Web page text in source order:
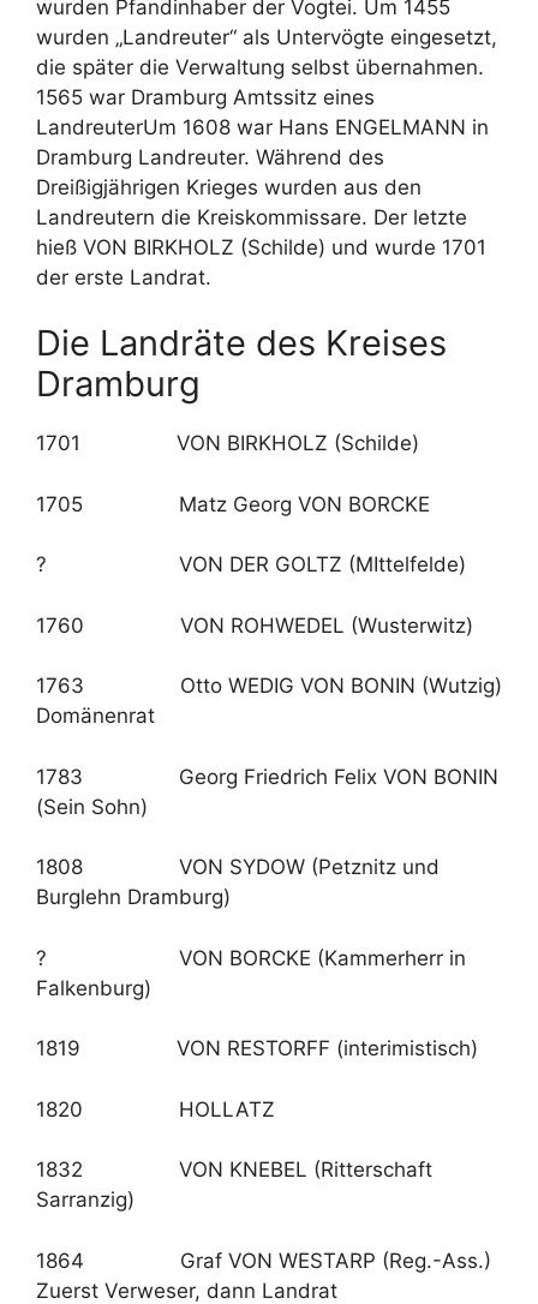
wurden Pfandinhaber der Vogtei. Um 1455
wurden „Landreuter“ als Untervögte eingesetzt,
die später die Verwaltung selbst übernahmen.
1565 war Dramburg Amtssitz eines
LandreuterUm 1608 war Hans ENGELMANN in
Dramburg Landreuter. Während des
Dreißigjährigen Krieges wurden aus den
Landreutern die Kreiskommissare. Der letzte
hieß VON BIRKHOLZ (Schilde) und wurde 1701
der erste Landrat.
Die Landräte des Kreises
Dramburg
1701 VON BIRKHOLZ (Schilde)
1705 Matz Georg VON BORCKE
? VON DER GOLTZ (MIttelfelde)
1760 VON ROHWEDEL (Wusterwitz)
1763 Otto WEDIG VON BONIN (Wutzig)
Domänenrat
1783 Georg Friedrich Felix VON BONIN
(Sein Sohn)
1808 VON SYDOW (Petznitz und
Burglehn Dramburg)
? VON BORCKE (Kammerherr in
Falkenburg)
1819 VON RESTORFF (interimistisch)
1820 HOLLATZ
1832 VON KNEBEL (Ritterschaft
Sarranzig)
1864 Graf VON WESTARP (Reg.-Ass.)
Zuerst Verweser, dann Landrat